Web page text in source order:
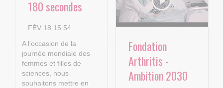
180 secondes
FÉV 18 15:54
A l'occasion de la
journée mondiale des
femmes et filles de
sciences, nous
souhaitons mettre en
Fondation
Arthritis -
Ambition 2030